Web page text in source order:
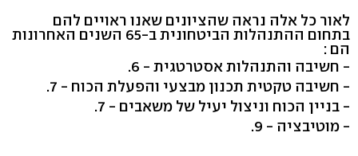
לאור כל אלה נראה שהציונים שאנו ראויים להם
בתחום ההתנהלות הביטחונית ב-65 השנים האחרונות
הם :
- חשיבה והתנהלות אסטרטגית - 6.
- חשיבה טקטית תכנון מבצעי והפעלת הכוח - 7.
- בניין הכוח וניצול יעיל של משאבים - 7.
- מוטיבציה - 9.